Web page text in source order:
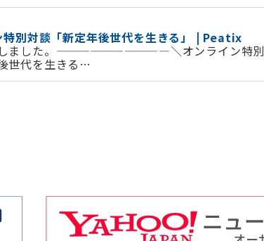
別対談「新定年後世代を生きる」 | Peatix
しました。——————————＼オンライン特別
世代を生きる…